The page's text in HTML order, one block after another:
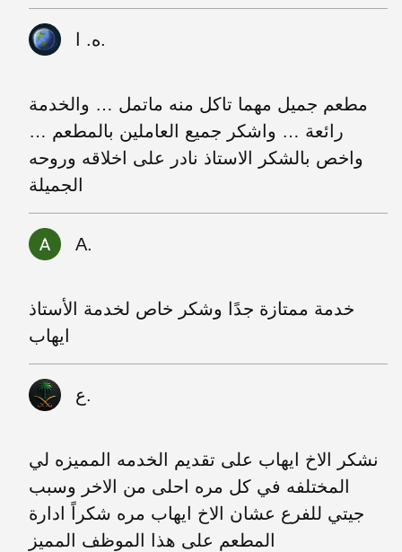
ه. ا.
مطعم جميل مهما تاكل منه ماتمل … والخدمة
رائعة … واشكر جميع العاملين بالمطعم …
واخص بالشكر الاستاذ نادر على اخلاقه وروحه
الجميلة
A.
خدمة ممتازة جدًا وشكر خاص لخدمة الأستاذ
ايهاب
ع.
نشكر الاخ ايهاب على تقديم الخدمه المميزه لي
المختلفه في كل مره احلى من الاخر وسبب
جيتي للفرع عشان الاخ ايهاب مره شكراً ادارة
المطعم على هذا الموظف المميز